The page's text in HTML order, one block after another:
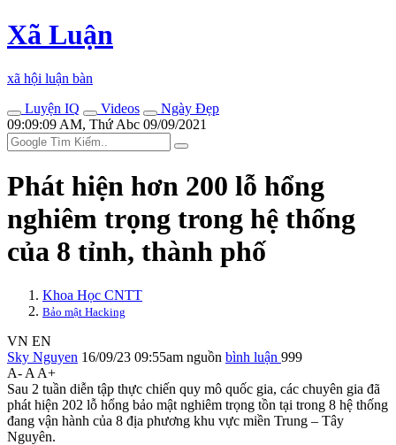
Xã Luận
xã hội luận bàn
Luyện IQ
Videos
Ngày Đẹp
09:09:09 AM, Thứ Abc 09/09/2021
Phát hiện hơn 200 lỗ hổng
nghiêm trọng trong hệ thống
của 8 tỉnh, thành phố
Khoa Học CNTT
Bảo mật Hacking
VN EN
Sky Nguyen 16/09/23 09:55am nguồn bình luận 999
A- A A+
Sau 2 tuần diễn tập thực chiến quy mô quốc gia, các chuyên gia đã
phát hiện 202 lỗ hổng bảo mật nghiêm trọng tồn tại trong 8 hệ thống
đang vận hành của 8 địa phương khu vực miền Trung – Tây
Nguyên.